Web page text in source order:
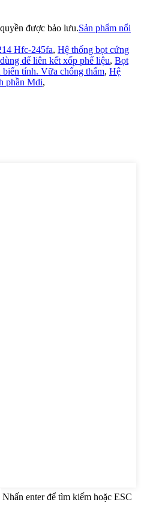
được bảo lưu.Sản phẩm nổi
Hfc-245fa, Hệ thống bọt cứng
để liên kết xốp phế liệu, Bọt
biến tính. Vữa chống thấm, Hệ
phần Mdi,
Nhấn enter để tìm kiếm hoặc ESC